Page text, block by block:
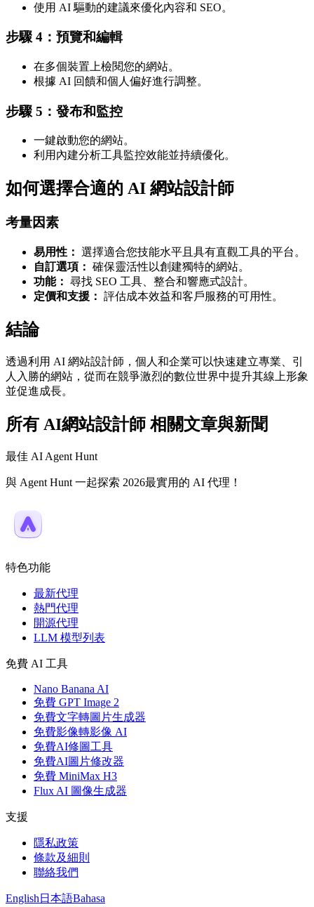
使用 AI 驅動的建議來優化內容和 SEO。
步驟 4：預覽和編輯
在多個裝置上檢閱您的網站。
根據 AI 回饋和個人偏好進行調整。
步驟 5：發布和監控
一鍵啟動您的網站。
利用內建分析工具監控效能並持續優化。
如何選擇合適的 AI 網站設計師
考量因素
易用性： 選擇適合您技能水平且具有直觀工具的平台。
自訂選項： 確保靈活性以創建獨特的網站。
功能： 尋找 SEO 工具、整合和響應式設計。
定價和支援： 評估成本效益和客戶服務的可用性。
結論
透過利用 AI 網站設計師，個人和企業可以快速建立專業、引
人入勝的網站，從而在競爭激烈的數位世界中提升其線上形象
並促進成長。
所有 AI網站設計師 相關文章與新聞
最佳 AI Agent Hunt
與 Agent Hunt 一起探索 2026最實用的 AI 代理！
特色功能
最新代理
熱門代理
開源代理
LLM 模型列表
免費 AI 工具
Nano Banana AI
免費 GPT Image 2
免費文字轉圖片生成器
免費影像轉影像 AI
免費AI修圖工具
免費AI圖片修改器
免費 MiniMax H3
Flux AI 圖像生成器
支援
隱私政策
條款及細則
聯絡我們
English 日本語Bahasa